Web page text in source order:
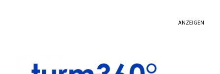
ANZEIGEN